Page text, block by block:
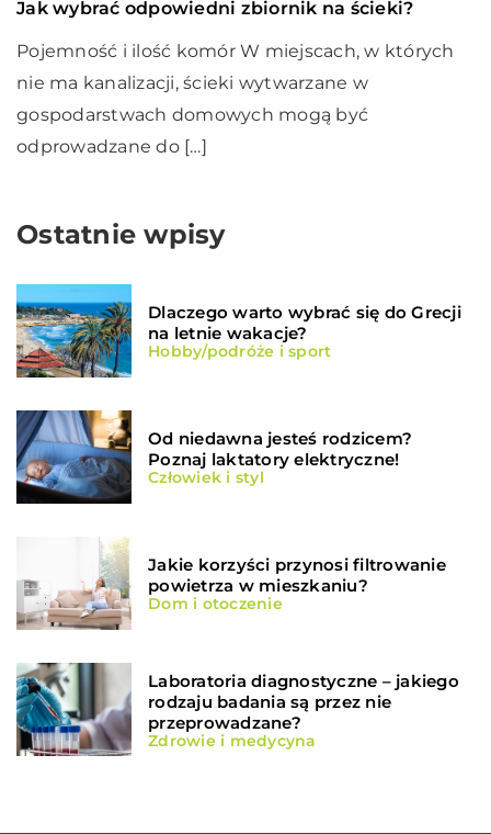
Jak wybrać odpowiedni zbiornik na ścieki?
Pojemność i ilość komór W miejscach, w których
nie ma kanalizacji, ścieki wytwarzane w
gospodarstwach domowych mogą być
odprowadzane do […]
Ostatnie wpisy
Dlaczego warto wybrać się do Grecji
na letnie wakacje?
Hobby/podróże i sport
Od niedawna jesteś rodzicem?
Poznaj laktatory elektryczne!
Człowiek i styl
Jakie korzyści przynosi filtrowanie
powietrza w mieszkaniu?
Dom i otoczenie
Laboratoria diagnostyczne – jakiego
rodzaju badania są przez nie
przeprowadzane?
Zdrowie i medycyna